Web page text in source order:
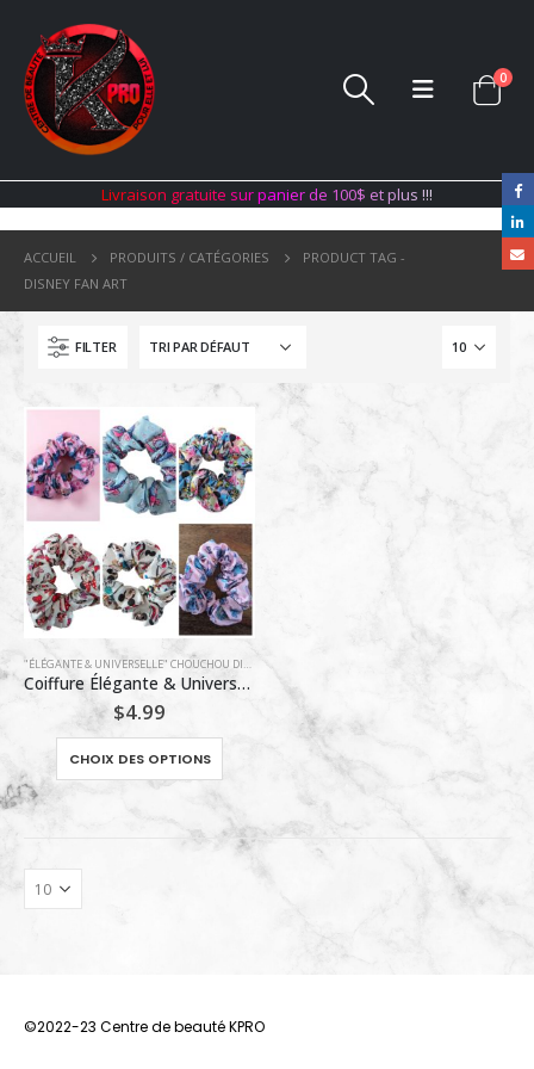
0
Livraison gratuite surpanier de 100$ etplus !!!
ACCUEIL PRODUITS / CATÉGORIES
PRODUCT TAG -
DISNEY FAN ART
FILTER
"ÉLÉGANTE & UNIVERSELLE" CHOUCHOU DISNEY ,
Coiffure Élégante & Universelle
$4.99
CHOIX DES OPTIONS
produit
a
plusieurs
variations.
la
©2022-23 Centre de beauté KPRO